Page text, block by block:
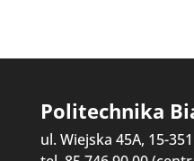
Politechnika
ul. Wiejska 45A, 15-